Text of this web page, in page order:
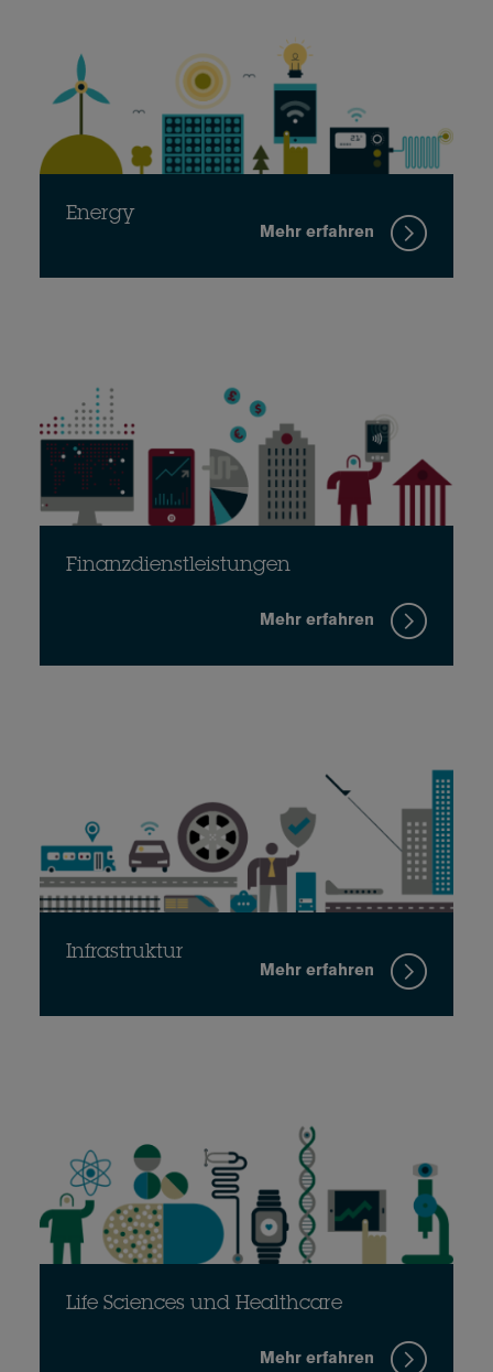
Energy
Mehr erfahren
Finanzdienstleistungen
Mehr erfahren
Infrastruktur
Mehr erfahren
Life Sciences und Healthcare
Mehr erfahren